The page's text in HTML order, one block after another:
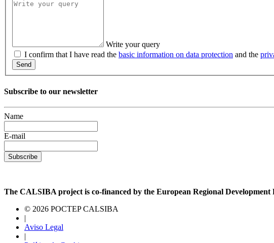
Write your query
I confirm that I have read the basic information on data protection and the
Send
Subscribe to our newsletter
Name
E-mail
Subscribe
The CALSIBA project is co-financed by the European Regional
© 2026 POCTEP CALSIBA
|
Aviso Legal
|